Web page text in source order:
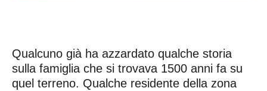
Qualcuno già ha azzardato qualche storia
sulla famiglia che si trovava 1500 anni fa su
quel terreno. Qualche residente della zona